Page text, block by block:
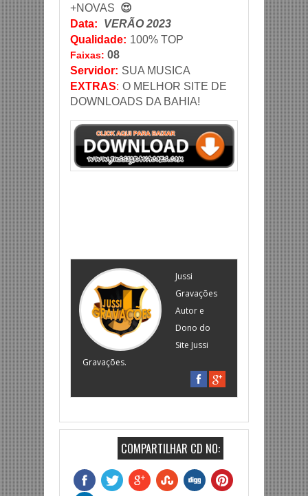
+NOVAS 😍
Data:
VERÃO 2023
Qualidade: 100% TOP
Faixas: 08
Servidor: SUA MUSICA
EXTRAS: O MELHOR SITE DE
DOWNLOADS DA BAHIA!
Jussi
Gravações
Autor e
Dono do
Site Jussi
Gravações.
COMPARTILHAR CD NO: